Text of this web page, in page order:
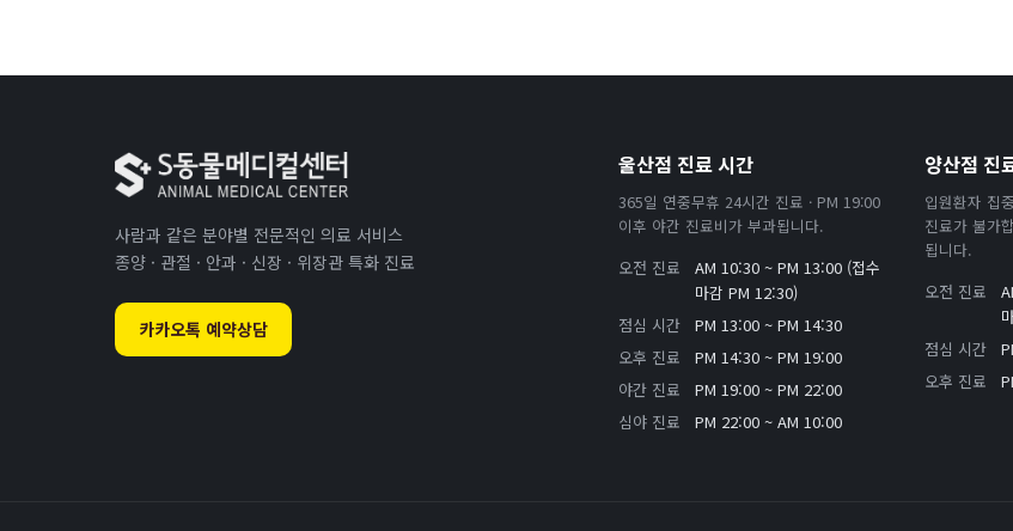
사람과 같은 분야별 전문적인 의료 서비스
종양 · 관절 · 안과 · 신장 · 위장관 특화 진료
카카오톡 예약상담
울산점 진료 시간
365일 연중무휴 24시간 진료 · PM 19:00
이후 야간 진료비가 부과됩니다.
오전 진료
AM 10:30 ~ PM 13:00 (접수
마감 PM 12:30)
점심 시간
PM 13:00 ~ PM 14:30
오후 진료
PM 14:30 ~ PM 19:00
야간 진료
PM 19:00 ~ PM 22:00
심야 진료
PM 22:00 ~ AM 10:00
양산점 진
입원환자 집
진료가 불가
됩니다.
오전 진료
점심 시간
오후 진료